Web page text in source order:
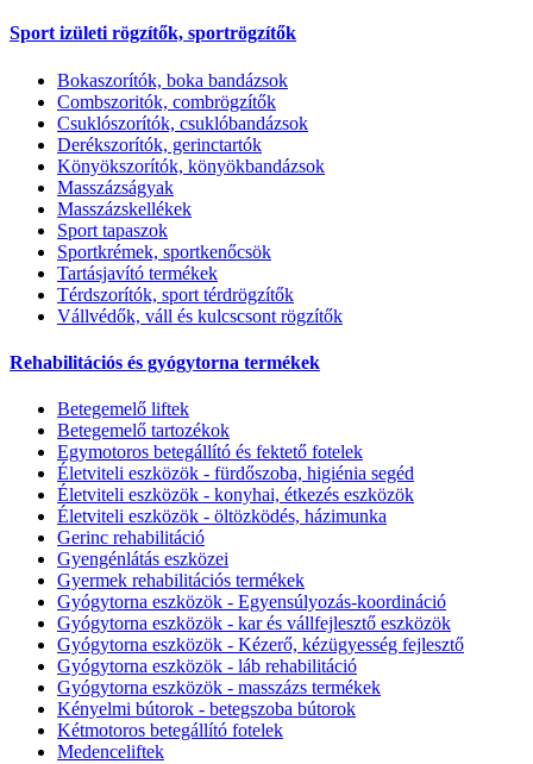
Sport izületi rögzítők, sportrögzítők
Bokaszorítók, boka bandázsok
Combszoritók, combrögzítők
Csuklószorítók, csuklóbandázsok
Derékszorítók, gerinctartók
Könyökszorítók, könyökbandázsok
Masszázságyak
Masszázskellékek
Sport tapaszok
Sportkrémek, sportkenőcsök
Tartásjavító termékek
Térdszorítók, sport térdrögzítők
Vállvédők, váll és kulcscsont rögzítők
Rehabilitációs és gyógytorna termékek
Betegemelő liftek
Betegemelő tartozékok
Egymotoros betegállító és fektető fotelek
Életviteli eszközök - fürdőszoba, higiénia segéd
Életviteli eszközök - konyhai, étkezés eszközök
Életviteli eszközök - öltözködés, házimunka
Gerinc rehabilitáció
Gyengénlátás eszközei
Gyermek rehabilitációs termékek
Gyógytorna eszközök - Egyensúlyozás-koordináció
Gyógytorna eszközök - kar és vállfejlesztő eszközök
Gyógytorna eszközök - Kézerő, kézügyesség fejlesztő
Gyógytorna eszközök - láb rehabilitáció
Gyógytorna eszközök - masszázs termékek
Kényelmi bútorok - betegszoba bútorok
Kétmotoros betegállító fotelek
Medenceliftek